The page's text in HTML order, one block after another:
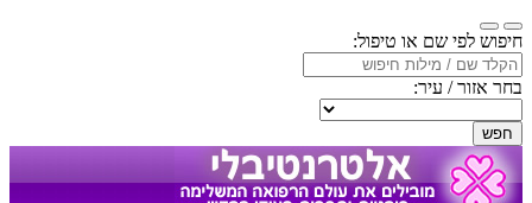
חיפוש לפי שם או טיפול:
בחר אזור / עיר:
חפש